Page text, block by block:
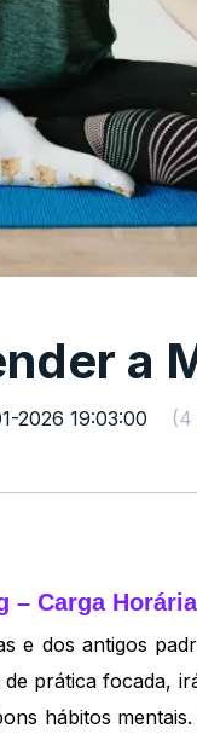
a
2026 19:03:00 (4
– Carga
e dos antigos
prática focada,
hábitos